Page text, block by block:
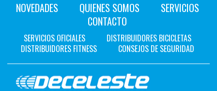
NOVEDADES QUIENES SOMOS
SERVICIOS
CONTACTO
SERVICIOS OFICIALES
DISTRIBUIDORES BICICLETAS
DISTRIBUIDORES FITNESS
CONSEJOS DE SEGURIDAD